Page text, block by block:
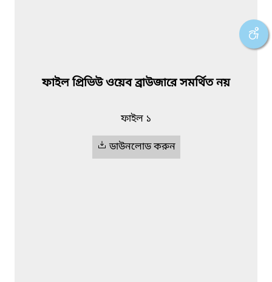
ফাইল প্রিভিউ ওয়েব ব্রাউজারে সমর্থিত নয়
ফাইল ১
ডাউনলোড করুন